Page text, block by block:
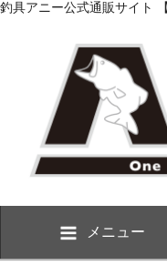
釣具アニー公式通販サイト
メニュー